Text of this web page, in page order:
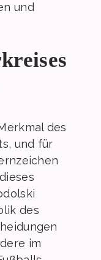
und
des
und für
des
im